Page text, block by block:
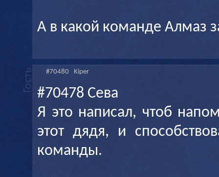
А в какой команде Алмаз
#70480 Kiper
#70478 Сева
Я это написал, чтоб
этот дядя, и
команды.